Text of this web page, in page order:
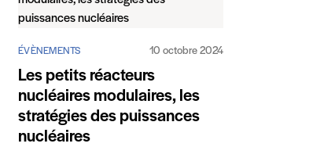
ÉVÈNEMENTS 10 octobre 2024
Les petits réacteurs
nucléaires modulaires, les
stratégies des puissances
nucléaires